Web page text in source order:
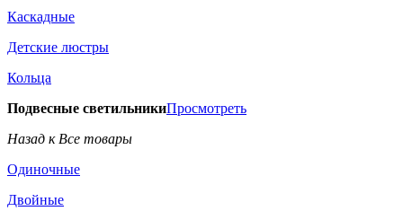
Каскадные
Детские люстры
Кольца
Подвесные светильникиПросмотреть
Назад к Все товары
Одиночные
Двойные